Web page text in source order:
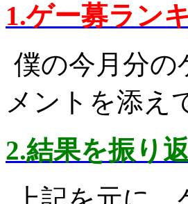
1.ゲー募ラン
僕の今月分の
メントを添え
2.結果を振